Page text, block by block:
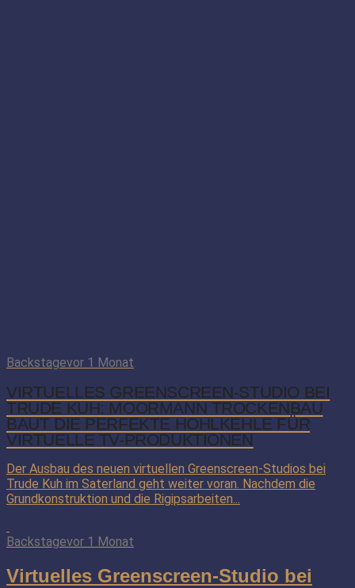
Backstagevor 1 Monat
VIRTUELLES GREENSCREEN-STUDIO BEI
TRUDE KUH: MOORMANN TROCKENBAU
BAUT DIE PERFEKTE HOHLKEHLE FÜR
VIRTUELLE TV-PRODUKTIONEN
Der Ausbau des neuen virtuellen Greenscreen-Studios bei
Trude Kuh im Saterland geht weiter voran. Nachdem die
Grundkonstruktion und die Rigipsarbeiten...
Backstagevor 1 Monat
Virtuelles Greenscreen-Studio bei